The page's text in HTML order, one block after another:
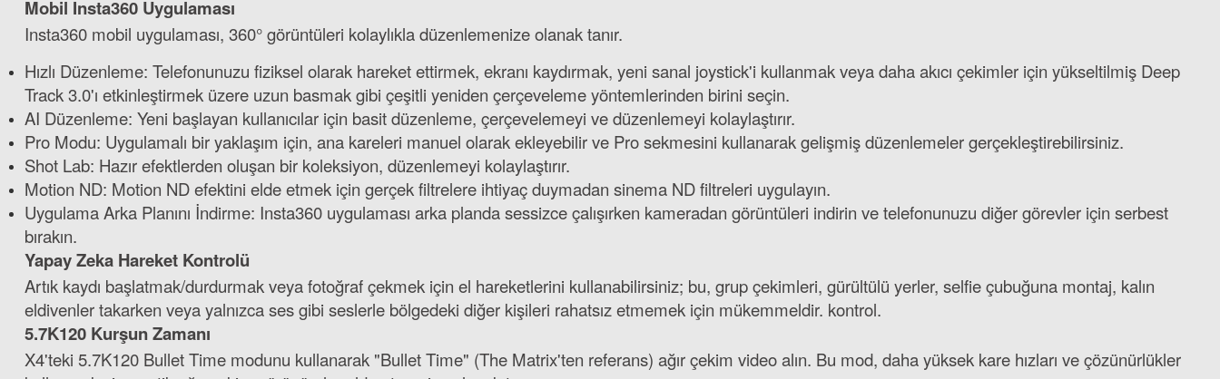
Mobil Insta360 Uygulaması
Insta360 mobil uygulaması, 360° görüntüleri kolaylıkla düzenlemenize olanak tanır.
Hızlı Düzenleme: Telefonunuzu fiziksel olarak hareket ettirmek, ekranı kaydırmak, yeni sanal joystick'i kullanmak veya daha akıcı çekimler için yükseltilmiş Deep
Track 3.0'ı etkinleştirmek üzere uzun basmak gibi çeşitli yeniden çerçeveleme yöntemlerinden birini seçin.
AI Düzenleme: Yeni başlayan kullanıcılar için basit düzenleme, çerçevelemeyi ve düzenlemeyi kolaylaştırır.
Pro Modu: Uygulamalı bir yaklaşım için, ana kareleri manuel olarak ekleyebilir ve Pro sekmesini kullanarak gelişmiş düzenlemeler gerçekleştirebilirsiniz.
Shot Lab: Hazır efektlerden oluşan bir koleksiyon, düzenlemeyi kolaylaştırır.
Motion ND: Motion ND efektini elde etmek için gerçek filtrelere ihtiyaç duymadan sinema ND filtreleri uygulayın.
Uygulama Arka Planını İndirme: Insta360 uygulaması arka planda sessizce çalışırken kameradan görüntüleri indirin ve telefonunuzu diğer görevler için serbest
bırakın.
Yapay Zeka Hareket Kontrolü
Artık kaydı başlatmak/durdurmak veya fotoğraf çekmek için el hareketlerini kullanabilirsiniz; bu, grup çekimleri, gürültülü yerler, selfie çubuğuna montaj, kalın
eldivenler takarken veya yalnızca ses gibi seslerle bölgedeki diğer kişileri rahatsız etmemek için mükemmeldir. kontrol.
5.7K120 Kurşun Zamanı
X4'teki 5.7K120 Bullet Time modunu kullanarak "Bullet Time" (The Matrix'ten referans) ağır çekim video alın. Bu mod, daha yüksek kare hızları ve çözünürlükler